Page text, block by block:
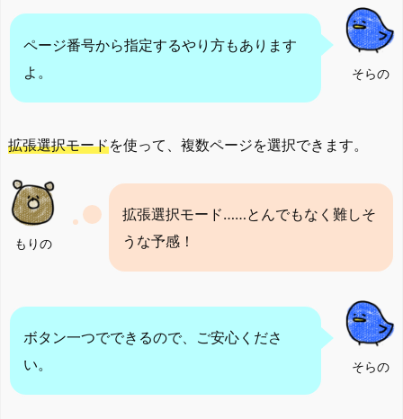
そらの
ページ番号から指定するやり方もあります
よ。
拡張選択モードを使って、複数ページを選択できます。
もりの
拡張選択モード……とんでもなく難しそ
うな予感！
そらの
ボタン一つでできるので、ご安心くださ
い。